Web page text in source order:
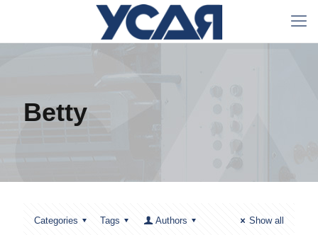
Betty
Categories Tags Authors Show all